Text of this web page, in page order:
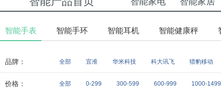
智能手表 智能手环 智能耳机 智能健康秤
品牌： 全部 宜准 华米科技 科大讯飞 猎豹移动
价格： 全部 0-299 300-599 600-999 1000-1499